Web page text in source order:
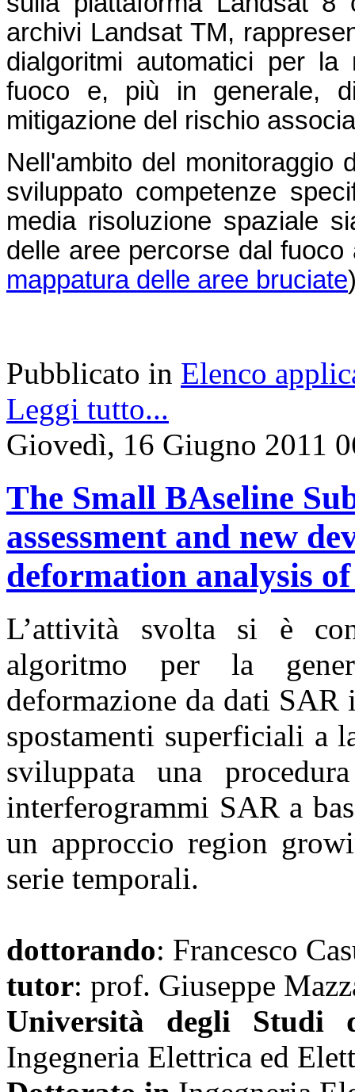
archivi Landsat TM,
dialgoritmi automatici per
fuoco e, più in generale,
mitigazione del rischio
Nell'ambito del monitoraggio
sviluppato competenze
media risoluzione spaziale
delle aree percorse dal
mappatura delle aree bruciate
Pubblicato in Elenco
Leggi tutto...
Giovedì, 16 Giugno 2011
The Small BAseline
assessment and new
deformation analysis
L’attività svolta si è
algoritmo per la
deformazione da dati
spostamenti superficiali a
sviluppata una
interferogrammi SAR a
un approccio region
serie temporali.
dottorando: Francesco
tutor: prof. Giuseppe
Università degli
Ingegneria Elettrica ed